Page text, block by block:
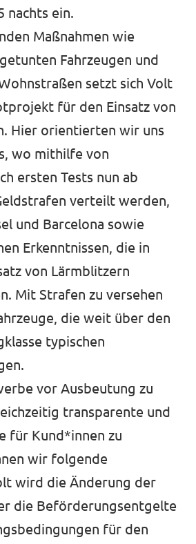
nachts ein.
Maßnahmen wie
Fahrzeugen und
setzt sich Volt
für den Einsatz von
Hier orientierten wir uns
wo mithilfe von
ersten Tests nun ab
verteilt werden,
und Barcelona sowie
Erkenntnissen, die in
von Lärmblitzern
Mit Strafen zu versehen
die weit über den
typischen
vor Ausbeutung zu
transparente und
für Kund*innen zu
wir folgende
wird die Änderung der
die Beförderungsentgelte
für den